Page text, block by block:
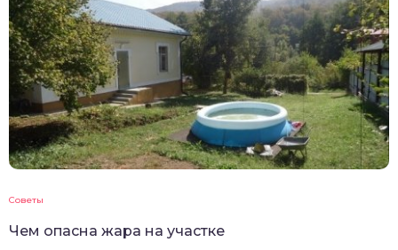
Советы
Чем опасна жара на участке